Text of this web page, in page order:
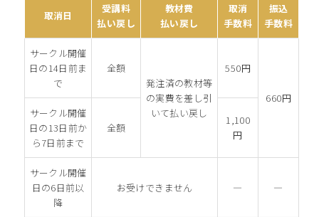
取消日
受講料
払い戻し
教材費
払い戻し
取消
手数料
振込
手数料
サークル開催
日の14日前ま
で
全額
発注済の教材等
の実費を差し引
いて払い戻し
550円
660円
サークル開催
日の13日前か
ら7日前まで
全額
1,100
円
サークル開催
日の6日前以
降
お受けできません ― ―